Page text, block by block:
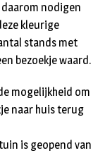
daarom nodigen
kleurige
stands met
bezoekje waard.
mogelijkheid om
naar huis terug
is geopend van